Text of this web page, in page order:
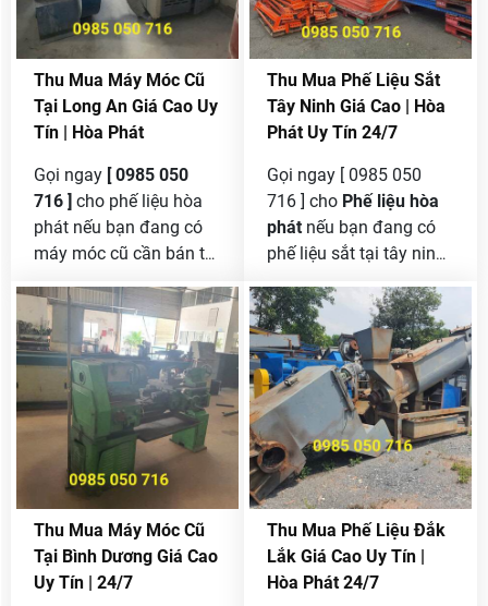
Thu Mua Máy Móc Cũ
Tại Long An Giá Cao Uy
Tín | Hòa Phát
Gọi ngay [ 0985 050
716 ] cho phế liệu hòa
phát nếu bạn đang có
máy móc cũ cần bán tại
được đơn vị nào có uy
tín để thanh lý được giá
cao .
Thu Mua Phế Liệu Sắt
Tây Ninh Giá Cao | Hòa
Phát Uy Tín 24/7
Gọi ngay [ 0985 050
716 ] cho Phế liệu hòa
phát nếu bạn đang có
phế liệu sắt tại tây ninh
công lớn nhất tại đây
mua sắt phế liệu nên
bạn yên tâm khi gọi đến
cho chúng tôi , mua với
khới lượng lớn không
giới hạn giá thì cao nhất
thị trường .
Thu Mua Máy Móc Cũ
Tại Bình Dương Giá Cao
Uy Tín | 24/7
Thu Mua Phế Liệu Đắk
Lắk Giá Cao Uy Tín |
Hòa Phát 24/7